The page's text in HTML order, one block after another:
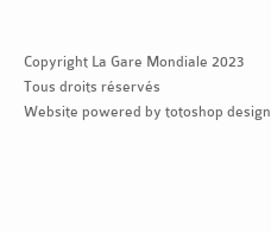
Copyright La Gare Mondiale 2023
Tous droits réservés
Website powered by totoshop design